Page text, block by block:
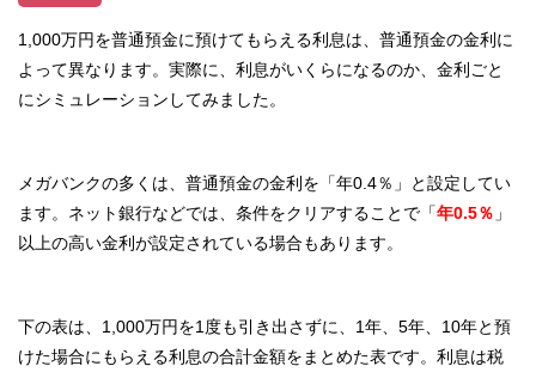
1,000万円を普通預金に預けてもらえる利息は、普通預金の金利に
よって異なります。実際に、利息がいくらになるのか、金利ごと
にシミュレーションしてみました。
メガバンクの多くは、普通預金の金利を「年0.4％」と設定してい
ます。ネット銀行などでは、条件をクリアすることで「年0.5％ 」
以上の高い金利が設定されている場合もあります。
下の表は、1,000万円を1度も引き出さずに、1年、5年、10年と預
けた場合にもらえる利息の合計金額をまとめた表です。利息は税